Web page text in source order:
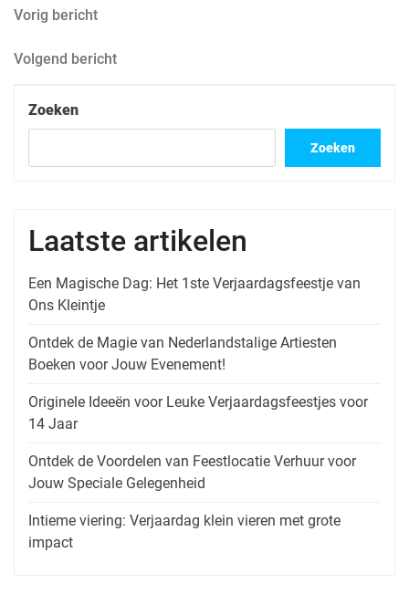
Berichtnavigatie
Vorig
Vorig bericht
Volgend
Volgend bericht
Zoeken
Zoeken
Laatste artikelen
Een Magische Dag: Het 1ste Verjaardagsfeestje van
Ons Kleintje
Ontdek de Magie van Nederlandstalige Artiesten
Boeken voor Jouw Evenement!
Originele Ideeën voor Leuke Verjaardagsfeestjes voor
14 Jaar
Ontdek de Voordelen van Feestlocatie Verhuur voor
Jouw Speciale Gelegenheid
Intieme viering: Verjaardag klein vieren met grote
impact